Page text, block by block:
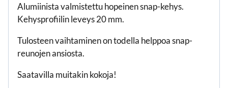
Alumiinista valmistettu hopeinen snap-kehys.
Kehysprofiilin leveys 20 mm.
Tulosteen vaihtaminen on todella helppoa snap-
reunojen ansiosta.
Saatavilla muitakin kokoja!